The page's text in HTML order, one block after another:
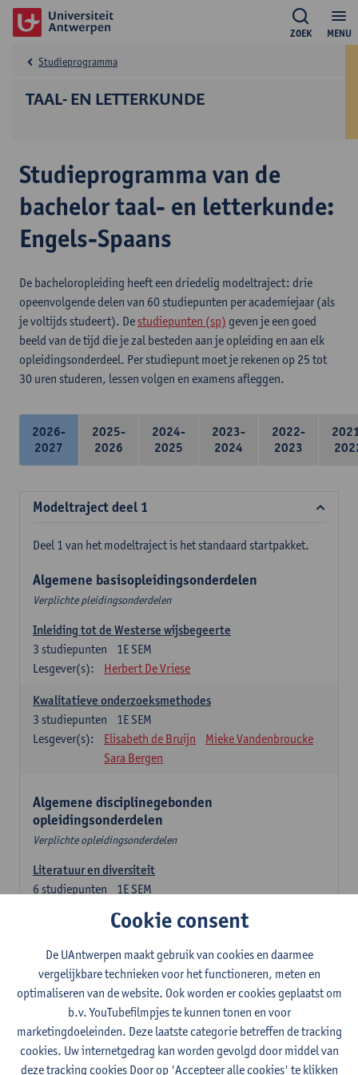
MENU
ZOEK
TAAL- EN LETTERKUNDE
Studieprogramma
Studieprogramma van de
bachelor taal- en letterkunde:
Engels-Spaans
De bacheloropleiding heeft een driedelig modeltraject: drie
opeenvolgende delen van 60 studiepunten per academiejaar (als
je voltijds studeert). De studiepunten (sp) geven je een goed
beeld van de tijd die je zal besteden aan je opleiding en aan elk
opleidingsonderdeel. Per studiepunt moet je rekenen op 25 tot
30 uren studeren, lessen volgen en examens afleggen.
2026-
2027
2025-
2026
2024-
2025
2023-
2024
2022-
2023
Modeltraject deel 1
Deel 1 van het modeltraject is het standaard startpakket.
Algemene basisopleidingsonderdelen
Verplichte pleidingsonderdelen
Inleiding tot de Westerse wijsbegeerte
1E SEM
3 studiepunten
Lesgever(s):
Herbert De Vriese
Kwalitatieve onderzoeksmethodes
1E SEM
3 studiepunten
Lesgever(s):
Elisabeth de Bruijn
Mieke Vandenbroucke
Sara Bergen
Algemene disciplinegebonden
opleidingsonderdelen
Verplichte opleidingsonderdelen
Literatuur en diversiteit
1E SEM
6 studiepunten
Remco Sleiderink
2E SEM
studiepunten
Lesgever(s):
Astrid De Wit Peter Petré
Engels: verplichte opleidingsonderdelen
Engels: taalbeheersing 1
Cookie consent
De UAntwerpen maakt gebruik van cookies en daarmee
vergelijkbare technieken voor het functioneren, meten en
optimaliseren van de website. Ook worden er cookies geplaatst om
b.v. YouTubefilmpjes te kunnen tonen en voor
marketingdoeleinden. Deze laatste categorie betreffen de tracking
cookies. Uw internetgedrag kan worden gevolgd door middel van
deze tracking cookies Door op 'Accepteer alle cookies' te klikken